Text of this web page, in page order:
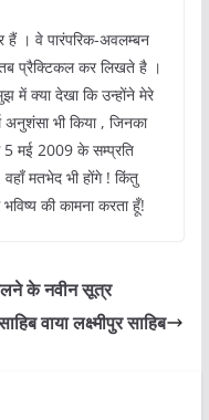
हैं । वे पारंपरिक-अवलम्बन
प्रैक्टिकल कर लिखते है ।
में क्या देखा कि उन्होंने मेरे
अनुशंसा भी किया , जिनका
मई 2009 के सम्प्रति
वहाँ मतभेद भी होंगे ! किंतु
भविष्य की कामना करता हूँ!
के नवीन सूत्र
वाया लक्ष्मीपुर साहिब